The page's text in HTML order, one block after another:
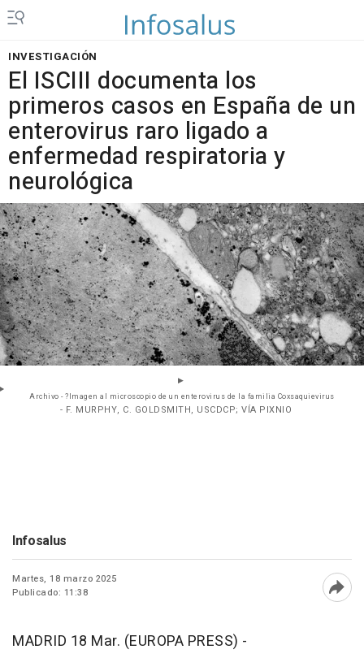
INVESTIGACIÓN
El ISCIII documenta los
primeros casos en España de un
enterovirus raro ligado a
enfermedad respiratoria y
neurológica
Archivo - ?Imagen al microscopio de un enterovirus de la familia Coxsaquievirus
- F. MURPHY, C. GOLDSMITH, USCDCP; VÍA PIXNIO
Infosalus
Martes, 18 marzo 2025
Publicado: 11:38
MADRID 18 Mar. (EUROPA PRESS) -